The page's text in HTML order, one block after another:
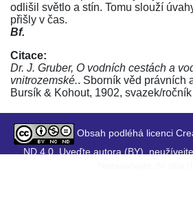
odlišil světlo a stín. Tomu slouží
přišly v čas.
Bf.
Citace:
Dr. J. Gruber, O vodních cestách a
vnitrozemské.. Sborník věd právních
Bursík & Kohout, 1902, svazek/
Obsah podléhá licenci
ND 4.0. Uveďte autora (BY),